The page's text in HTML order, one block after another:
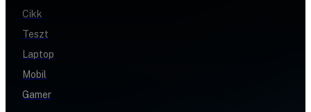
Cikk
Teszt
Laptop
Mobil
Gamer